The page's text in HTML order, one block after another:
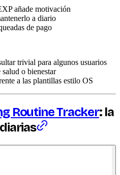
añade motivación
a diario
de pago
trivial para algunos usuarios
o bienestar
a las plantillas estilo OS
Routine Tracker: la